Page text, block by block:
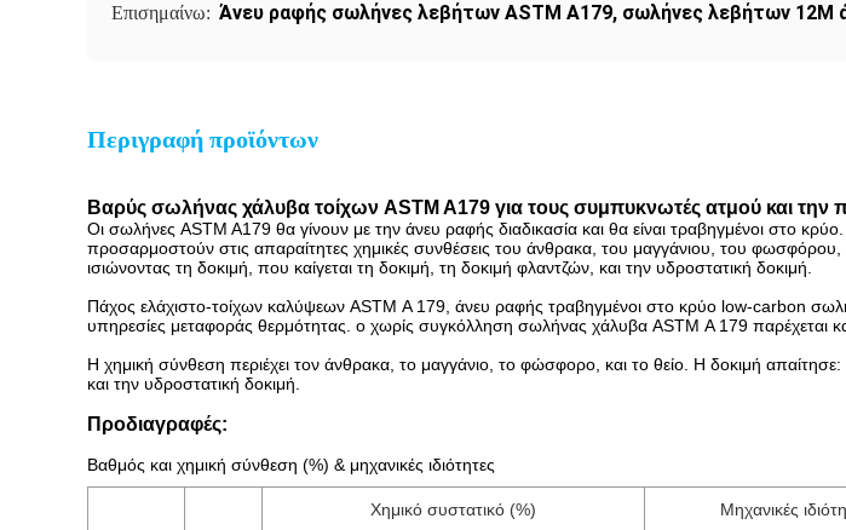
Επισημαίνω: Άνευ ραφής σωλήνες λεβήτων ASTM A179, σωλήνες λεβήτων 12M
Περιγραφή προϊόντων
Βαρύς σωλήνας χάλυβα τοίχων ASTM A179 για τους συμπυκνωτές ατμού και την
Οι σωλήνες ASTM A179 θα γίνουν με την άνευ ραφής διαδικασία και θα είναι τραβηγμένοι στο
προσαρμοστούν στις απαραίτητες χημικές συνθέσεις του άνθρακα, του μαγγάνιου, του
ισιώνοντας τη δοκιμή, που καίγεται τη δοκιμή, τη δοκιμή φλαντζών, και την υδροστατική δοκιμή.
Πάχος ελάχιστο-τοίχων καλύψεων ASTM Α 179, άνευ ραφής τραβηγμένοι στο κρύο low-carbon
υπηρεσίες μεταφοράς θερμότητας. ο χωρίς συγκόλληση σωλήνας χάλυβα ASTM Α 179 παρέχεται
Η χημική σύνθεση περιέχει τον άνθρακα, το μαγγάνιο, το φώσφορο, και το θείο. Η δοκιμή
και την υδροστατική δοκιμή.
Προδιαγραφές:
Βαθμός και χημική σύνθεση (%) & μηχανικές ιδιότητες
Χημικό συστατικό (%) Μηχανικές